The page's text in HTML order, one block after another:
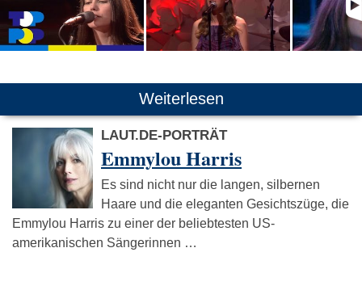
Weiterlesen
LAUT.DE-PORTRÄT
Emmylou Harris
Es sind nicht nur die langen, silbernen
Haare und die eleganten Gesichtszüge, die
Emmylou Harris zu einer der beliebtesten US-
amerikanischen Sängerinnen …